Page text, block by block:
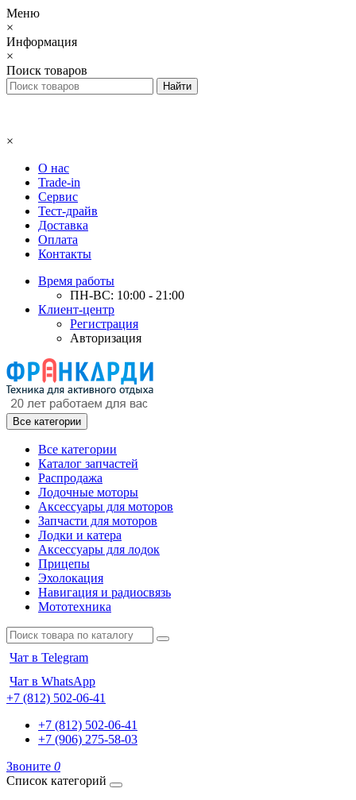
Меню
×
Информация
×
Поиск товаров
×
О нас
Trade-in
Сервис
Тест-драйв
Доставка
Оплата
Контакты
Время работы
ПН-ВС: 10:00 - 21:00
Клиент-центр
Регистрация
Авторизация
Все категории
Все категории
Каталог запчастей
Распродажа
Лодочные моторы
Аксессуары для моторов
Запчасти для моторов
Лодки и катера
Аксессуары для лодок
Прицепы
Эхолокация
Навигация и радиосвязь
Мототехника
Чат в Telegram
Чат в WhatsApp
+7 (812) 502-06-41
+7 (812) 502-06-41
+7 (906) 275-58-03
Звоните 0
Список категорий